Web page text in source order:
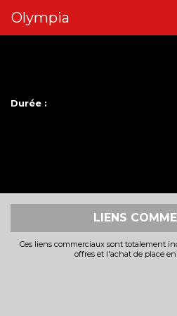
Olympia
Durée :
LIENS
Ces liens commerciaux sont totalement
offres et l'achat de place